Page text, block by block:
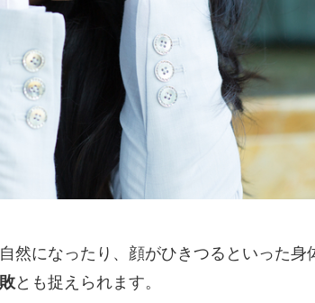
然になったり、顔がひきつるといった身
とも捉えられます。